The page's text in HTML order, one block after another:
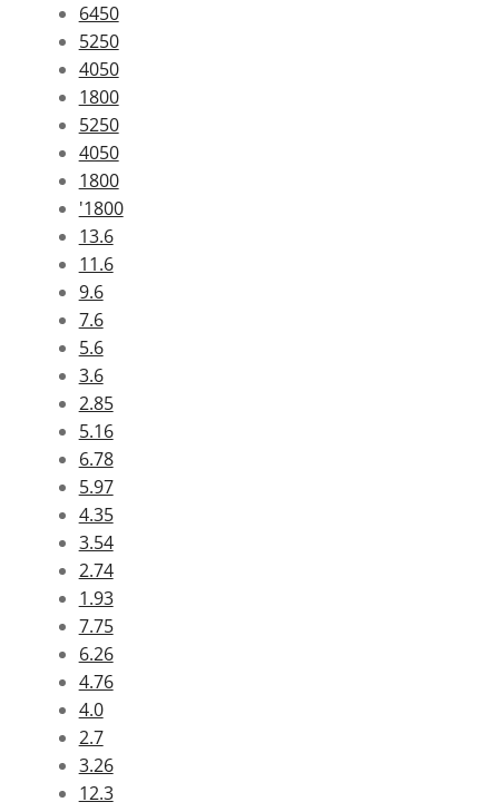
6450
5250
4050
1800
5250
4050
1800
'1800
13.6
11.6
9.6
7.6
5.6
3.6
2.85
5.16
6.78
5.97
4.35
3.54
2.74
1.93
7.75
6.26
4.76
4.0
2.7
3.26
12.3